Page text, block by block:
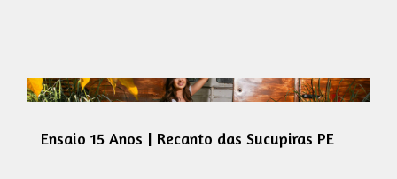
Ensaio 15 Anos | Recanto das Sucupiras PE